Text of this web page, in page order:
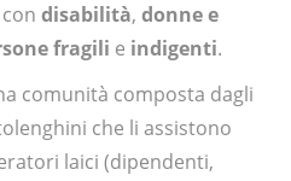
disabilità, donne e
fragili e indigenti.
comunità composta dagli
che li assistono
laici (dipendenti,